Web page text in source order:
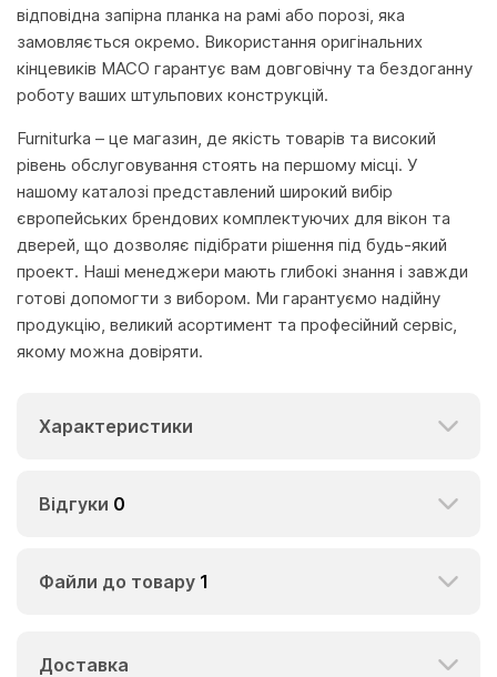
відповідна запірна планка на рамі або порозі, яка
замовляється окремо. Використання оригінальних
кінцевиків MACO гарантує вам довговічну та бездоганну
роботу ваших штульпових конструкцій.
Furniturka – це магазин, де якість товарів та високий
рівень обслуговування стоять на першому місці. У
нашому каталозі представлений широкий вибір
європейських брендових комплектуючих для вікон та
дверей, що дозволяє підібрати рішення під будь-який
проект. Наші менеджери мають глибокі знання і завжди
готові допомогти з вибором. Ми гарантуємо надійну
продукцію, великий асортимент та професійний сервіс,
якому можна довіряти.
Характеристики
Відгуки 0
Файли до товару 1
Доставка